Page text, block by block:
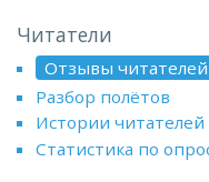
Читатели
Отзывы читателей
Разбор полётов
Истории читателей
Статистика по